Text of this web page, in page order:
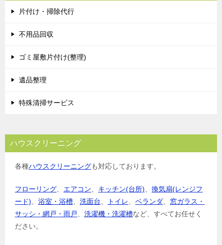
ー
シ
片付け・掃除代行
不用品回収
ゴミ屋敷片付け(整理)
遺品整理
特殊清掃サービス
ハウスクリーニング
各種ハウスクリーニングも対応しております。
フローリング、 エアコン、 キッチン(台所)、 換気扇(レンジフ
ード)、 浴室・浴槽、 洗面台、 トイレ、 ベランダ、 窓ガラス・
サッシ・網戸・雨戸、 洗濯機・洗濯槽など、すべてお任せく
ださい。